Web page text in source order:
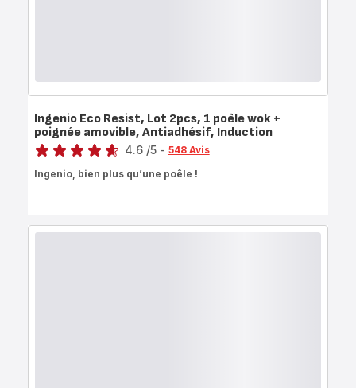
Ingenio Eco Resist, Lot 2pcs, 1 poêle wok +
poignée amovible, Antiadhésif, Induction
Note
4.6 /5 - 548 Avis
Ingenio, bien plus qu’une poêle !